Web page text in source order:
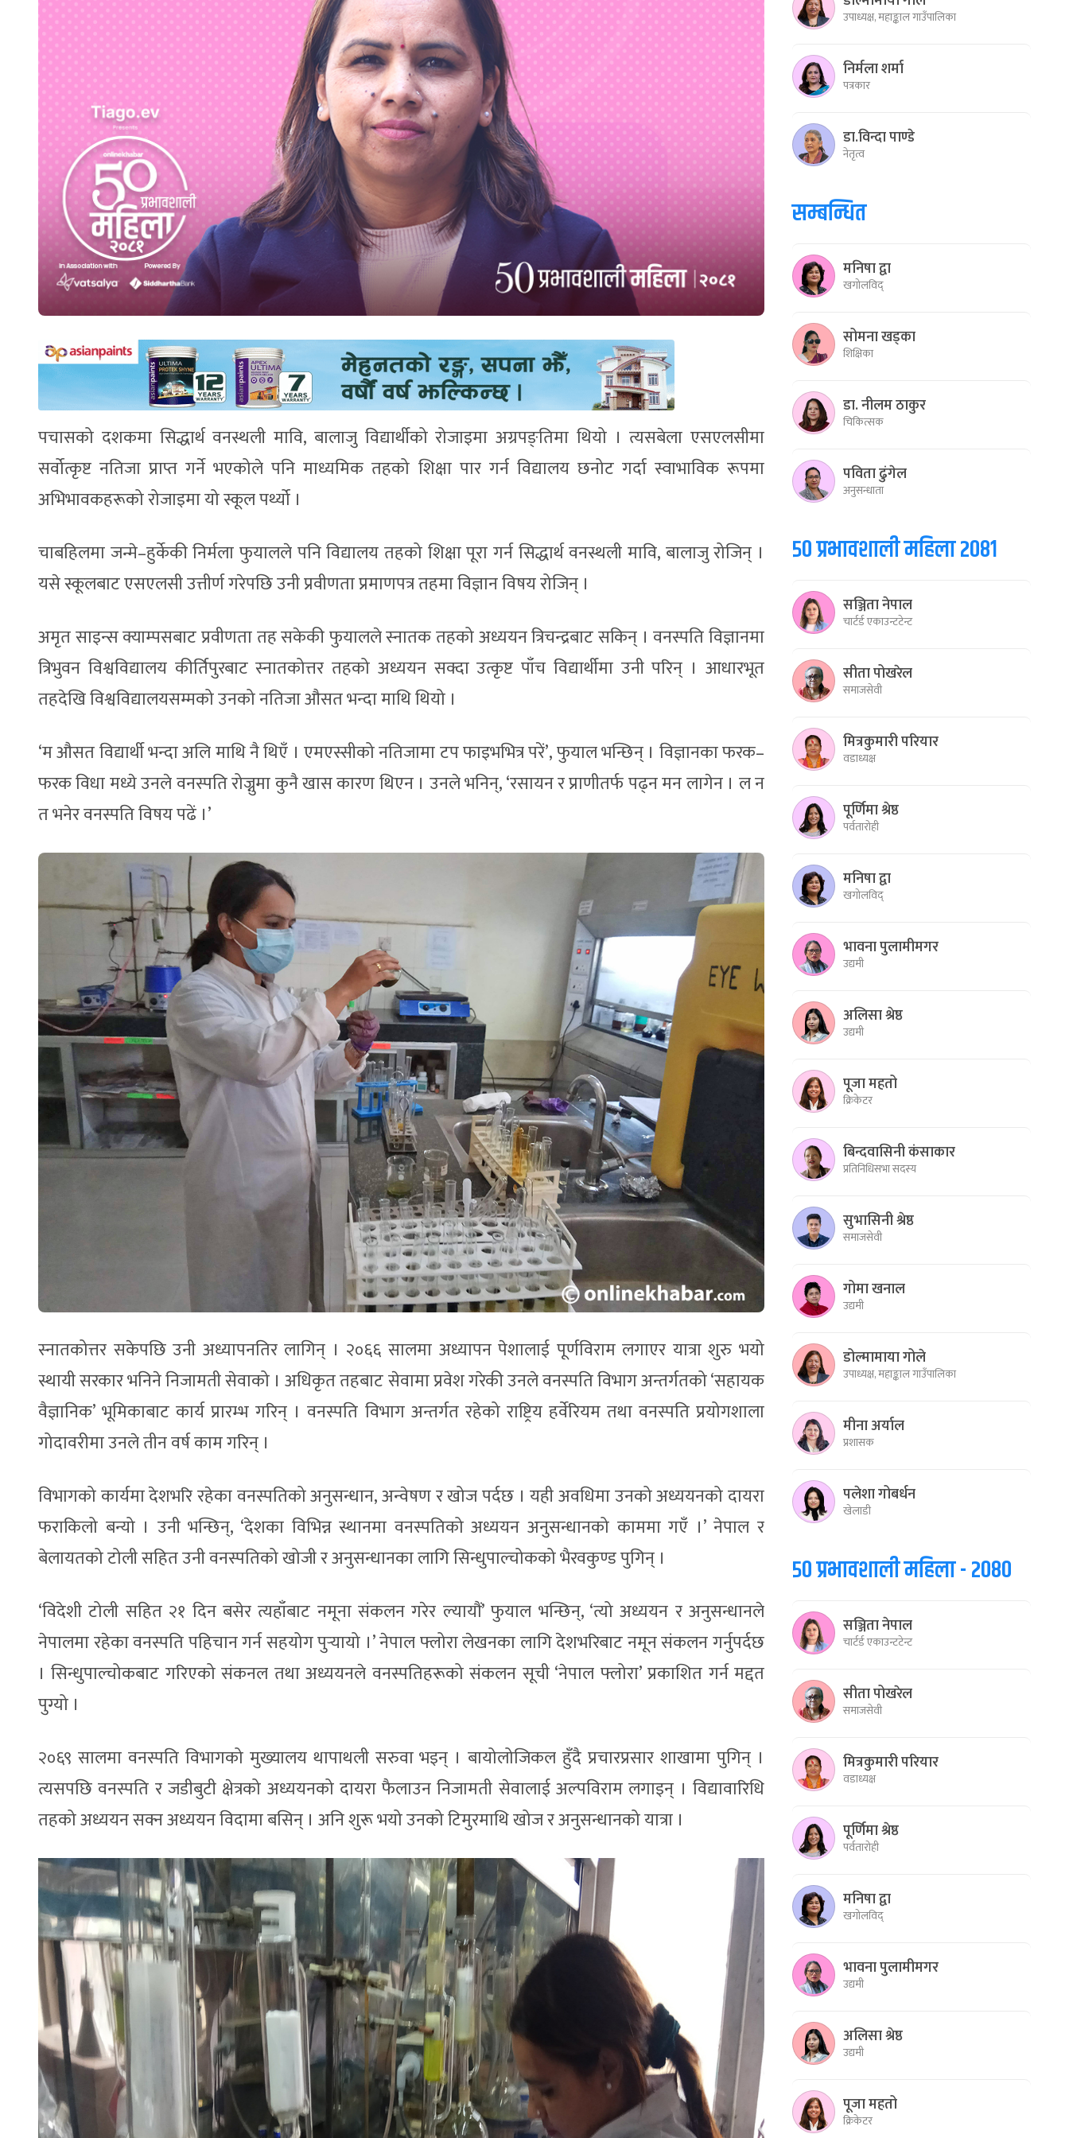
पचासको दशकमा सिद्धार्थ वनस्थली मावि, बालाजु विद्यार्थीको रोजाइमा अग्रपङ्तिमा थियो । त्यसबेला एसएलसीमा
सर्वोत्कृष्ट नतिजा प्राप्त गर्ने भएकोले पनि माध्यमिक तहको शिक्षा पार गर्न विद्यालय छनोट गर्दा स्वाभाविक रूपमा
अभिभावकहरूको रोजाइमा यो स्कूल पर्थ्यो ।
चाबहिलमा जन्मे–हुर्केकी निर्मला फुयालले पनि विद्यालय तहको शिक्षा पूरा गर्न सिद्धार्थ वनस्थली मावि, बालाजु रोजिन् ।
यसे स्कूलबाट एसएलसी उत्तीर्ण गरेपछि उनी प्रवीणता प्रमाणपत्र तहमा विज्ञान विषय रोजिन् ।
अमृत साइन्स क्याम्पसबाट प्रवीणता तह सकेकी फुयालले स्नातक तहको अध्ययन त्रिचन्द्रबाट सकिन् । वनस्पति विज्ञानमा
त्रिभुवन विश्वविद्यालय कीर्तिपुरबाट स्नातकोत्तर तहको अध्ययन सक्दा उत्कृष्ट पाँच विद्यार्थीमा उनी परिन् । आधारभूत
तहदेखि विश्वविद्यालयसम्मको उनको नतिजा औसत भन्दा माथि थियो ।
‘म औसत विद्यार्थी भन्दा अलि माथि नै थिएँ । एमएस्सीको नतिजामा टप फाइभभित्र परें’, फुयाल भन्छिन् । विज्ञानका फरक–
फरक विधा मध्ये उनले वनस्पति रोज्नुमा कुनै खास कारण थिएन । उनले भनिन्, ‘रसायन र प्राणीतर्फ पढ्न मन लागेन । ल न
त भनेर वनस्पति विषय पढें ।’
स्नातकोत्तर सकेपछि उनी अध्यापनतिर लागिन् । २०६६ सालमा अध्यापन पेशालाई पूर्णविराम लगाएर यात्रा शुरु भयो
स्थायी सरकार भनिने निजामती सेवाको । अधिकृत तहबाट सेवामा प्रवेश गरेकी उनले वनस्पति विभाग अन्तर्गतको ‘सहायक
वैज्ञानिक’ भूमिकाबाट कार्य प्रारम्भ गरिन् । वनस्पति विभाग अन्तर्गत रहेको राष्ट्रिय हर्वेरियम तथा वनस्पति प्रयोगशाला
गोदावरीमा उनले तीन वर्ष काम गरिन् ।
विभागको कार्यमा देशभरि रहेका वनस्पतिको अनुसन्धान, अन्वेषण र खोज पर्दछ । यही अवधिमा उनको अध्ययनको दायरा
फराकिलो बन्यो । उनी भन्छिन्, ‘देशका विभिन्न स्थानमा वनस्पतिको अध्ययन अनुसन्धानको काममा गएँ ।’ नेपाल र
बेलायतको टोली सहित उनी वनस्पतिको खोजी र अनुसन्धानका लागि सिन्धुपाल्चोकको भैरवकुण्ड पुगिन् ।
‘विदेशी टोली सहित २१ दिन बसेर त्यहाँबाट नमूना संकलन गरेर ल्यायौं’ फुयाल भन्छिन्, ‘त्यो अध्ययन र अनुसन्धानले
नेपालमा रहेका वनस्पति पहिचान गर्न सहयोग पुर्‍यायो ।’ नेपाल फ्लोरा लेखनका लागि देशभरिबाट नमून संकलन गर्नुपर्दछ
। सिन्धुपाल्चोकबाट गरिएको संकनल तथा अध्ययनले वनस्पतिहरूको संकलन सूची ‘नेपाल फ्लोरा’ प्रकाशित गर्न मद्दत
पुग्यो ।
२०६९ सालमा वनस्पति विभागको मुख्यालय थापाथली सरुवा भइन् । बायोलोजिकल हुँदै प्रचारप्रसार शाखामा पुगिन् ।
त्यसपछि वनस्पति र जडीबुटी क्षेत्रको अध्ययनको दायरा फैलाउन निजामती सेवालाई अल्पविराम लगाइन् । विद्यावारिधि
तहको अध्ययन सक्न अध्ययन विदामा बसिन् । अनि शुरू भयो उनको टिमुरमाथि खोज र अनुसन्धानको यात्रा ।
उपाध्यक्ष, महाङ्काल गाउँपालिका
निर्मला शर्मा
पत्रकार
डा.विन्दा पाण्डे
नेतृत्व
सम्बन्धित
मनिषा द्वा
खगोलविद्
सोमना खड्का
शिक्षिका
डा. नीलम ठाकुर
चिकित्सक
पविता ढुंगेल
अनुसन्धाता
५० प्रभावशाली महिला २०८१
सञ्जिता नेपाल
चार्टर्ड एकाउन्टटेन्ट
सीता पोखरेल
समाजसेवी
मित्रकुमारी परियार
वडाध्यक्ष
पूर्णिमा श्रेष्ठ
पर्वतारोही
मनिषा द्वा
खगोलविद्
भावना पुलामीमगर
उद्यमी
अलिसा श्रेष्ठ
उद्यमी
पूजा महतो
क्रिकेटर
बिन्दवासिनी कंसाकार
प्रतिनिधिसभा सदस्य
सुभासिनी श्रेष्ठ
समाजसेवी
गोमा खनाल
उद्यमी
डोल्मामाया गोले
उपाध्यक्ष, महाङ्काल गाउँपालिका
मीना अर्याल
प्रशासक
पलेशा गोबर्धन
खेलाडी
५० प्रभावशाली महिला - २०८०
सञ्जिता नेपाल
चार्टर्ड एकाउन्टटेन्ट
सीता पोखरेल
समाजसेवी
मित्रकुमारी परियार
वडाध्यक्ष
पूर्णिमा श्रेष्ठ
पर्वतारोही
मनिषा द्वा
खगोलविद्
भावना पुलामीमगर
उद्यमी
अलिसा श्रेष्ठ
उद्यमी
पूजा महतो
क्रिकेटर